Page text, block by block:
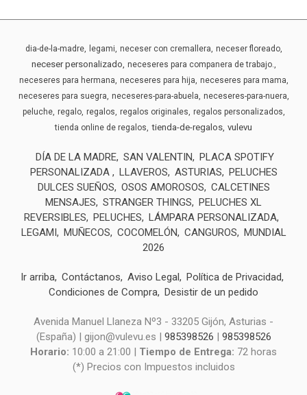
dia-de-la-madre legami neceser con cremallera neceser floreado
neceser personalizado neceseres para companera de trabajo.
neceseres para hermana neceseres para hija neceseres para mama
neceseres para suegra neceseres-para-abuela neceseres-para-nuera
peluche regalo regalos regalos originales regalos personalizados
tienda online de regalos tienda-de-regalos vulevu
DÍA DE LA MADRE SAN VALENTIN
PLACA SPOTIFY
PERSONALIZADA
LLAVEROS ASTURIAS
PELUCHES
DULCES SUEÑOS
OSOS AMOROSOS
CALCETINES
MENSAJES
STRANGER THINGS
PELUCHES XL
REVERSIBLES
PELUCHES
LÁMPARA PERSONALIZADA
LEGAMI
MUÑECOS COCOMELÓN CANGUROS
MUNDIAL
2026
Ir arriba Contáctanos Aviso Legal
Política de Privacidad
Condiciones de Compra Desistir de un pedido
Avenida Manuel Llaneza Nº3 - 33205 Gijón, Asturias -
(España) | gijon@vulevu.es | 985398526 | 985398526
Horario: 10:00 a 21:00 | Tiempo de Entrega: 72 horas
(*) Precios con Impuestos incluidos